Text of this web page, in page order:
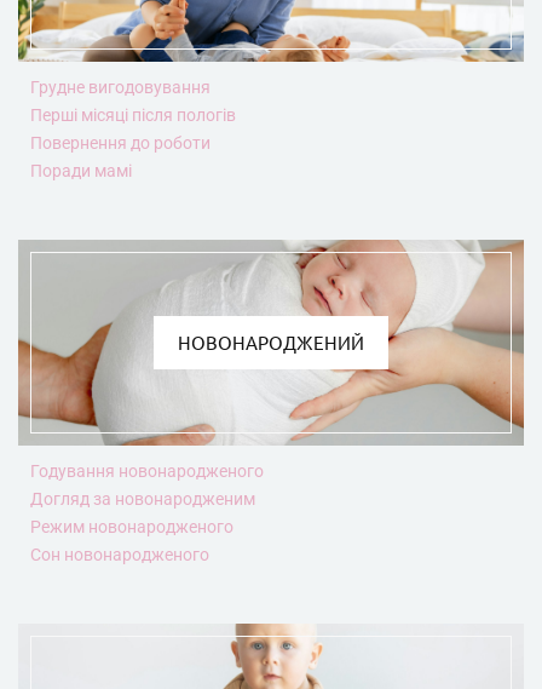
Грудне вигодовування
Перші місяці після пологів
Повернення до роботи
Поради мамі
НОВОНАРОДЖЕНИЙ
Годування новонародженого
Догляд за новонародженим
Режим новонародженого
Сон новонародженого